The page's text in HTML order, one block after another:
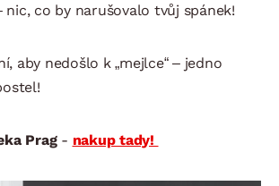
nic, co by narušovalo tvůj spánek!
aby nedošlo k „mejlce“ – jedno
Prag- nakup tady!